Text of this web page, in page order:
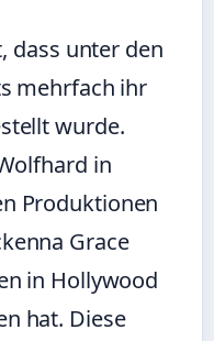
dass unter den
mehrfach ihr
wurde.
in
Produktionen
Grace
in Hollywood
hat. Diese